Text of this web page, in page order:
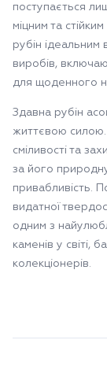
поступається
міцним та
рубін
виробів,
для щоденного
Здавна рубін
життєвою
сміливості та
за його природну
привабливість.
видатної
одним з
каменів у світі,
колекціонерів.